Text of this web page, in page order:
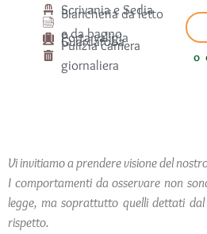
Scrivania e Sedia
Biancheria da letto
e da bagno
Porta valigia
Guardaroba
Pulizia camera
giornaliera
o
Vi invitiamo a prendere visione del
I comportamenti da osservare non
legge, ma soprattutto quelli dettati
rispetto.